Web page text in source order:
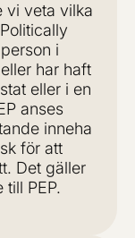
vi veta vilka
i
har haft
eller i en
anses
inneha
för att
Det gäller
PEP.